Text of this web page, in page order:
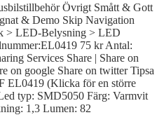
Övrigt Smått & Gott
& Demo Skip Navigation
> LED-Belysning > LED
75 kr Antal:
Services Share | Share on
on google Share on twitter Tipsa
EL0419 (Klicka för en större
typ: SMD5050 Färg: Varmvit
1,3 Lumen: 82